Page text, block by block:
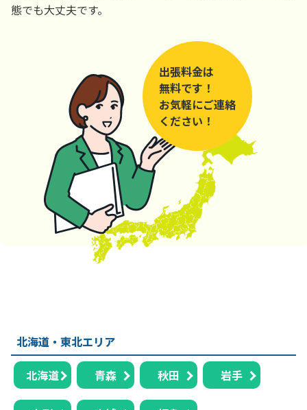
態でも大丈夫です。
出張料金は
無料です！
お気軽にご連絡
ください！
北海道・東北エリア
北海道 青森 秋田 岩手